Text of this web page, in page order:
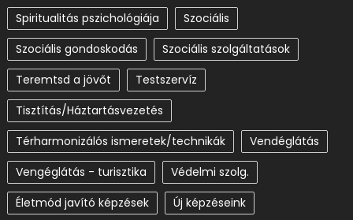
Spiritualitás pszichológiája
Szociális
Szociális gondoskodás
Szociális szolgáltatások
Teremtsd a jövőt
Testszervíz
Tisztítás/Háztartásvezetés
Térharmonizálós ismeretek/technikák
Vendéglátás
Vengéglátás - turisztika
Védelmi szolg.
Életmód javító képzések
Új képzéseink